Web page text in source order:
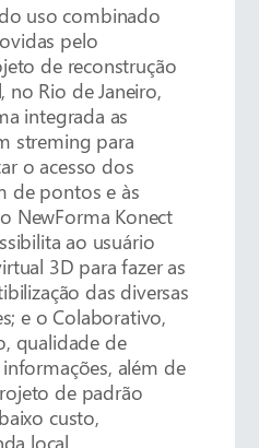
uso combinado
pelo
de reconstrução
no Rio de Janeiro,
integrada as
streming para
o acesso dos
de pontos e às
NewForma Konect
ao usuário
3D para fazer as
das diversas
e o Colaborativo,
qualidade de
além de
de padrão
custo,
local.